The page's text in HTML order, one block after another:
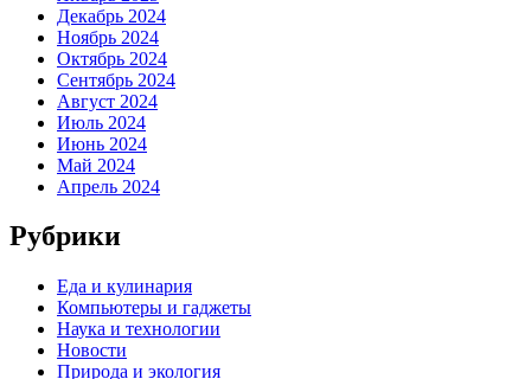
Декабрь 2024
Ноябрь 2024
Октябрь 2024
Сентябрь 2024
Август 2024
Июль 2024
Июнь 2024
Май 2024
Апрель 2024
Рубрики
Еда и кулинария
Компьютеры и гаджеты
Наука и технологии
Новости
Природа и экология